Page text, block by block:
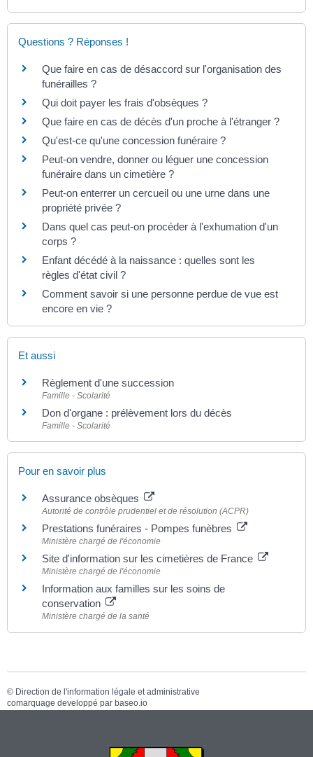
Questions ? Réponses !
Que faire en cas de désaccord sur l'organisation des
funérailles ?
Qui doit payer les frais d'obsèques ?
Que faire en cas de décès d'un proche à l'étranger ?
Qu'est-ce qu'une concession funéraire ?
Peut-on vendre, donner ou léguer une concession
funéraire dans un cimetière ?
Peut-on enterrer un cercueil ou une urne dans une
propriété privée ?
Dans quel cas peut-on procéder à l'exhumation d'un
corps ?
Enfant décédé à la naissance : quelles sont les
règles d'état civil ?
Comment savoir si une personne perdue de vue est
encore en vie ?
Et aussi
Règlement d'une succession
Famille - Scolarité
Don d'organe : prélèvement lors du décès
Famille - Scolarité
Pour en savoir plus
Assurance obsèques
Autorité de contrôle prudentiel et de résolution (ACPR)
Prestations funéraires - Pompes funèbres
Ministère chargé de l'économie
Site d'information sur les cimetières de France
Ministère chargé de l'économie
Information aux familles sur les soins de
conservation
Ministère chargé de la santé
© Direction de l'information légale et administrative
comarquage developpé par baseo.io